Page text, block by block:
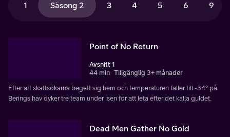
1 Säsong 2 3 4 5 6 9
Point of No Return
Avsnitt 1
44 min Tillgänglig 3+ månader
Efter att skattsökarna begett sig hem och temperaturen faller till -34° på
Berings hav dyker tre team under isen för att leta efter det kalla guldet.
Dead Men Gather No Gold